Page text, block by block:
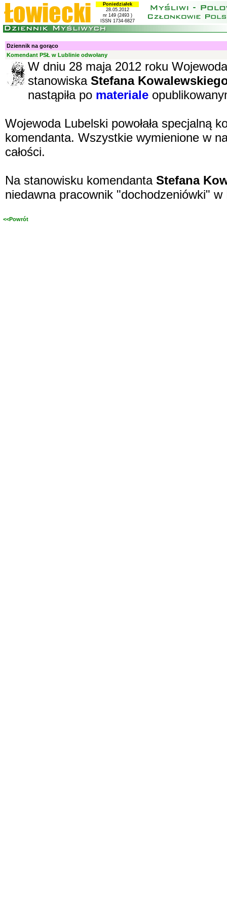
Poniedziałek
28.05.2012
nr 149 (2493 )
ISSN 1734-6827
Dziennik na gorąco
Komendant PSŁ w Lublinie odwołany
W dniu 28 maja 2012 roku
stanowiska Stefana
nastąpiła po materiale
Wojewoda Lubelski powołała specjalną
komendanta. Wszystkie wymienione w
całości.
Na stanowisku komendanta Stefana
niedawna pracownik "dochodzeniówki"
<<Powrót